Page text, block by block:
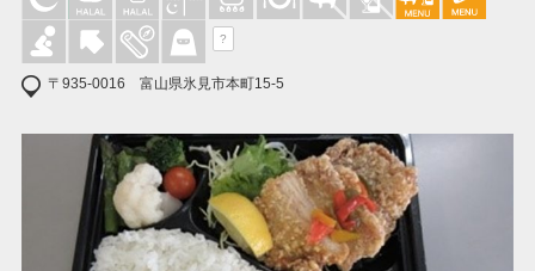
?
〒935-0016 富山県氷見市本町15-5